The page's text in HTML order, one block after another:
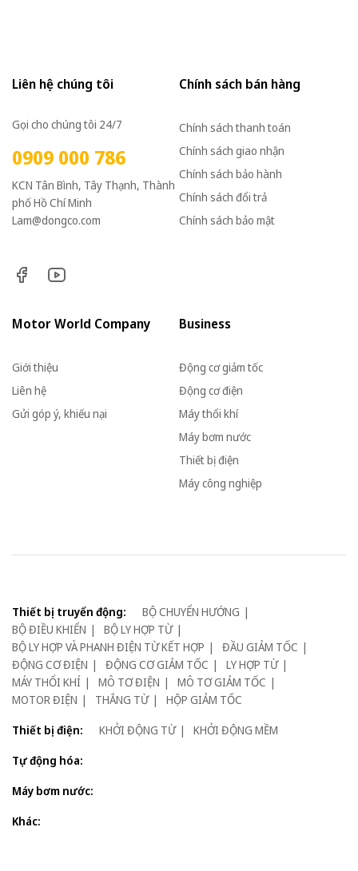
Liên hệ chúng tôi
Gọi cho chúng tôi 24/7
0909 000 786
KCN Tân Bình, Tây Thạnh, Thành
phố Hồ Chí Minh
Lam@dongco.com
Chính sách bán hàng
Chính sách thanh toán
Chính sách giao nhận
Chính sách bảo hành
Chính sách đổi trả
Chính sách bảo mật
Motor World Company
Giới thiệu
Liên hệ
Gửi góp ý, khiếu nại
Business
Động cơ giảm tốc
Động cơ điện
Máy thổi khí
Máy bơm nước
Thiết bị điện
Máy công nghiệp
Thiết bị truyển động:
BỘ CHUYỂN HƯỚNG
BỘ ĐIỀU KHIỂN
BỘ LY HỢP TỪ
BỘ LY HỢP VÀ PHANH ĐIỆN TỪ KẾT HỢP
ĐẦU GIẢM TỐC
ĐỘNG CƠ ĐIỆN
ĐỘNG CƠ GIẢM TỐC
LY HỢP TỪ
MÁY THỔI KHÍ
MÔ TƠ ĐIỆN
MÔ TƠ GIẢM TỐC
MOTOR ĐIỆN
THẮNG TỪ
HỘP GIẢM TỐC
Thiết bị điện:
KHỞI ĐỘNG TỪ
KHỞI ĐỘNG MỀM
Tự động hóa:
Máy bơm nước:
Khác: